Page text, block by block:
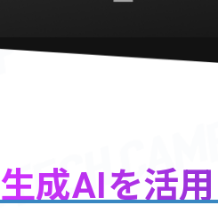
生成AIを活